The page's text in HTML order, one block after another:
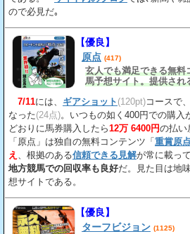
ので必見だ｡
【優良】
原点 (417)
玄人でも満足できる無料
馬予想サイト。提供され
7/11には、 ギアショット (120pt)コースで、
なった(24点)。いつもの如く400円での購
どおりに馬券購入したら12万 6400円の払い
「原点」は独自の無料コンテンツ「 重賞原
え 、根拠のある信頼できる見解が常に載って
地方競馬での回収率も良好だ。見た目は地
想サイトである。
【優良】
ターフビジョン (1125)